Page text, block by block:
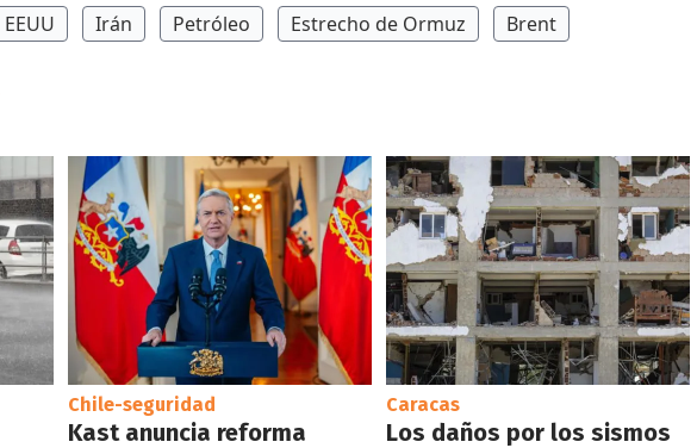
EEUU Irán Petróleo Estrecho de Ormuz Brent
Chile-seguridad
Kast anuncia reforma
Caracas
Los daños por los sismos